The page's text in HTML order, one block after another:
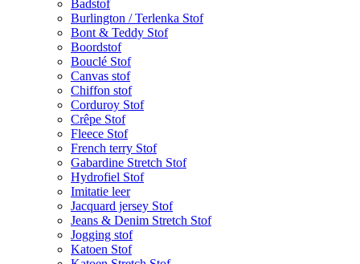
Badstof
Burlington / Terlenka Stof
Bont & Teddy Stof
Boordstof
Bouclé Stof
Canvas stof
Chiffon stof
Corduroy Stof
Crêpe Stof
Fleece Stof
French terry Stof
Gabardine Stretch Stof
Hydrofiel Stof
Imitatie leer
Jacquard jersey Stof
Jeans & Denim Stretch Stof
Jogging stof
Katoen Stof